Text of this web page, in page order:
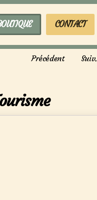
CONTACT
Précédent Suiv.